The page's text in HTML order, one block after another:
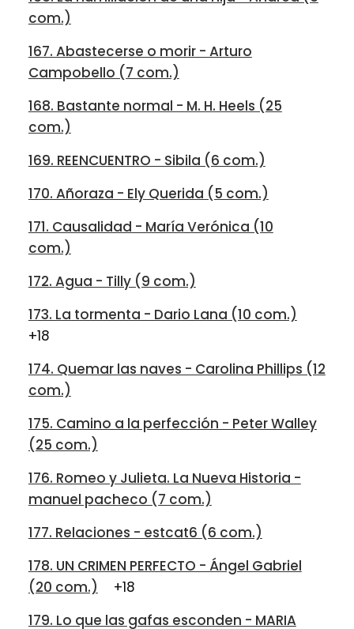
com.)
167. Abastecerse o morir - Arturo
Campobello (7 com.)
168. Bastante normal - M. H. Heels (25
com.)
169. REENCUENTRO - Sibila (6 com.)
170. Añoraza - Ely Querida (5 com.)
171. Causalidad - María Verónica (10
com.)
172. Agua - Tilly (9 com.)
173. La tormenta - Dario Lana (10 com.)
+18
174. Quemar las naves - Carolina Phillips (12
com.)
175. Camino a la perfección - Peter Walley
(25 com.)
176. Romeo y Julieta. La Nueva Historia -
manuel pacheco (7 com.)
177. Relaciones - estcat6 (6 com.)
178. UN CRIMEN PERFECTO - Ángel Gabriel
(20 com.)
+18
179. Lo que las gafas esconden - MARIA